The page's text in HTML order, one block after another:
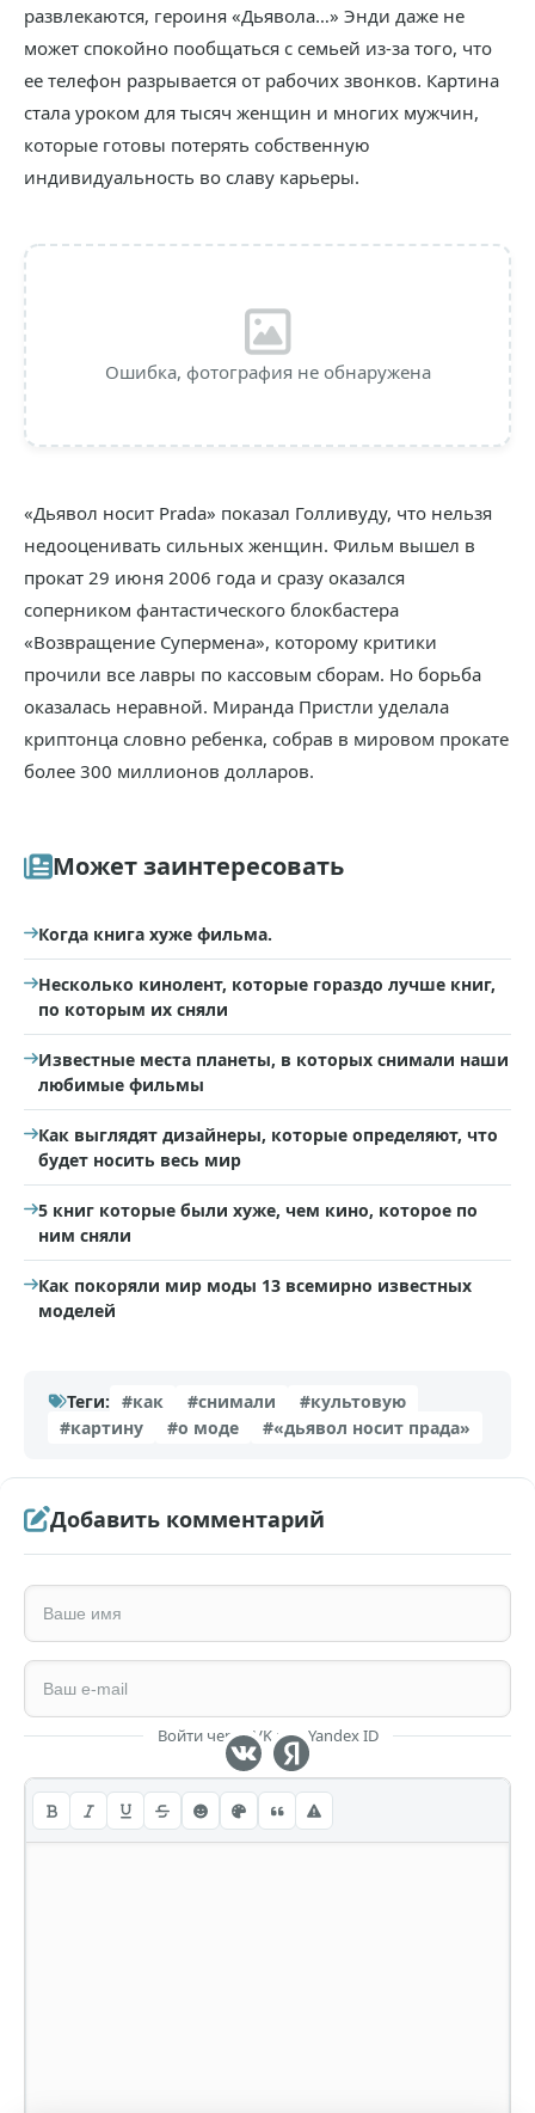
развлекаются, героиня «Дьявола…» Энди даже не
может спокойно пообщаться с семьей из-за того, что
ее телефон разрывается от рабочих звонков. Картина
стала уроком для тысяч женщин и многих мужчин,
которые готовы потерять собственную
индивидуальность во славу карьеры.
Ошибка, фотография не обнаружена
«Дьявол носит Prada» показал Голливуду, что нельзя
недооценивать сильных женщин. Фильм вышел в
прокат 29 июня 2006 года и сразу оказался
соперником фантастического блокбастера
«Возвращение Супермена», которому критики
прочили все лавры по кассовым сборам. Но борьба
оказалась неравной. Миранда Пристли уделала
криптонца словно ребенка, собрав в мировом прокате
более 300 миллионов долларов.
Может заинтересовать
Когда книга хуже фильма.
Несколько кинолент, которые гораздо лучше книг,
по которым их сняли
Известные места планеты, в которых снимали наши
любимые фильмы
Как выглядят дизайнеры, которые определяют, что
будет носить весь мир
5 книг которые были хуже, чем кино, которое по
ним сняли
Как покоряли мир моды 13 всемирно известных
моделей
Теги: #как #снимали
#культовую
#картину
#о моде #«дьявол носит прада»
Добавить комментарий
Войти через VK или Yandex ID